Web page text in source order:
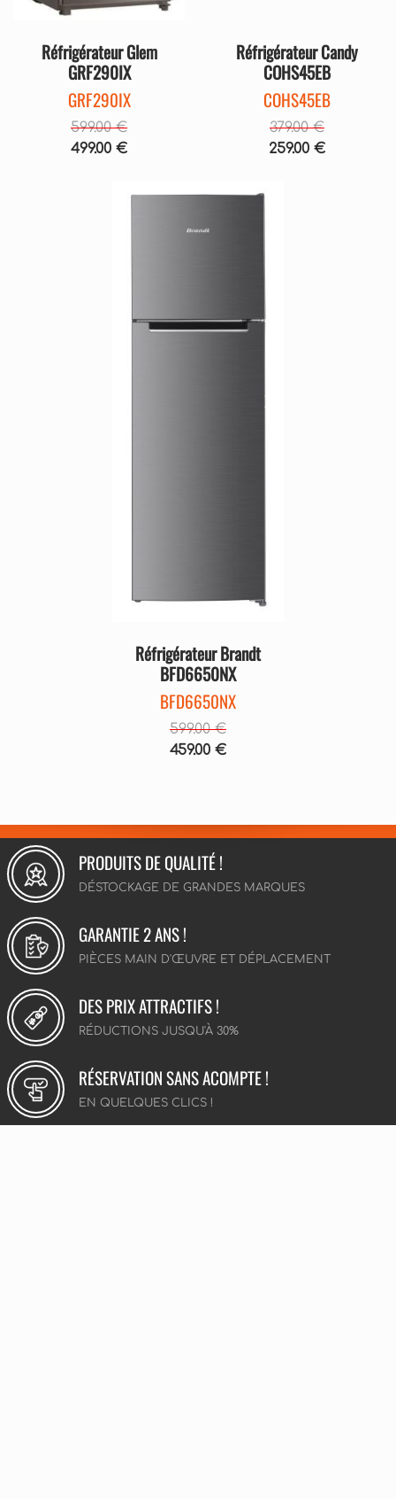
Réfrigérateur Glem
GRF290IX
GRF290IX
599.00 €
499.00 €
Réfrigérateur Candy
COHS45EB
COHS45EB
379.00 €
259.00 €
Réfrigérateur Brandt
BFD6650NX
BFD6650NX
599.00 €
459.00 €
PRODUITS DE QUALITÉ !
DÉSTOCKAGE DE GRANDES MARQUES
GARANTIE 2 ANS !
PIÈCES MAIN D'ŒUVRE ET DÉPLACEMENT
DES PRIX ATTRACTIFS !
RÉDUCTIONS JUSQU'À 30%
RÉSERVATION SANS ACOMPTE !
EN QUELQUES CLICS !